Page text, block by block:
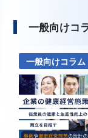
一般向けコ
一般向けコラム